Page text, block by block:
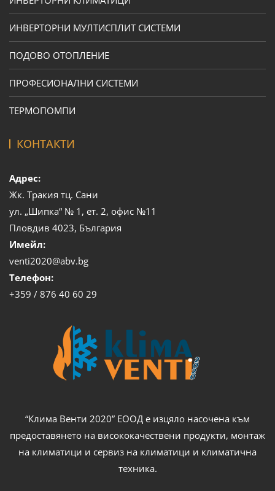
ИНВЕРТОРНИ МУЛТИСПЛИТ СИСТЕМИ
ПОДОВО ОТОПЛЕНИЕ
ПРОФЕСИОНАЛНИ СИСТЕМИ
ТЕРМОПОМПИ
КОНТАКТИ
Адрес:
Жк. Тракия тц. Сани
ул. „Шипка“ № 1, ет. 2, офис №11
Пловдив 4023, България
Имейл:
venti2020@abv.bg
Телефон:
+359 / 876 40 60 29
“Клима Венти 2020” ЕООД е изцяло насочена към
предоставянето на висококачествени продукти, монтаж
на климатици и сервиз на климатици и климатична
техника.